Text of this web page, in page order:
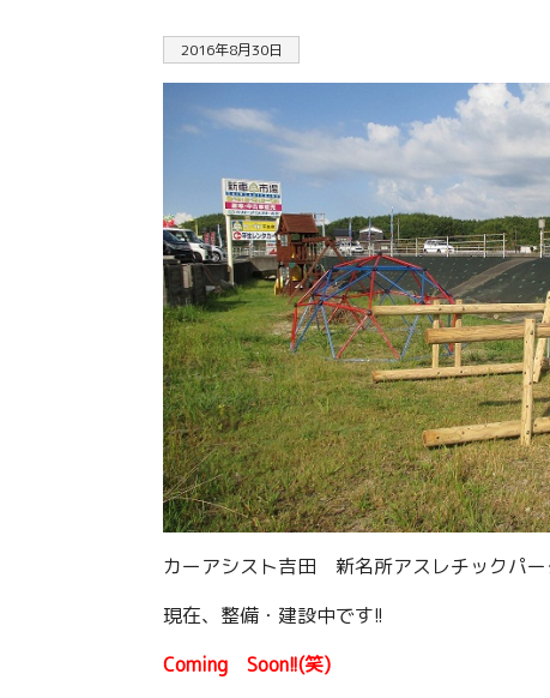
2016年8月30日
カーアシスト吉田 新名所アスレチックパー
現在、整備・建設中です!!
Coming Soon!!(笑)